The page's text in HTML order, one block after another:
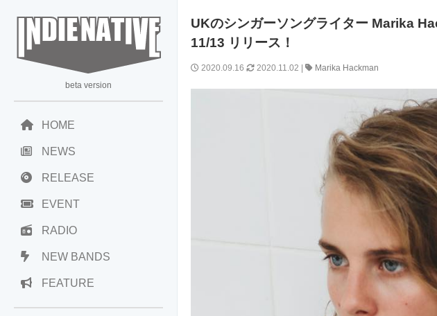
beta version
HOME
NEWS
RELEASE
EVENT
RADIO
NEW BANDS
FEATURE
UKのシンガーソングライター Marika
11/13 リリース！
2020.09.16 2020.11.02 | Marika Hackman